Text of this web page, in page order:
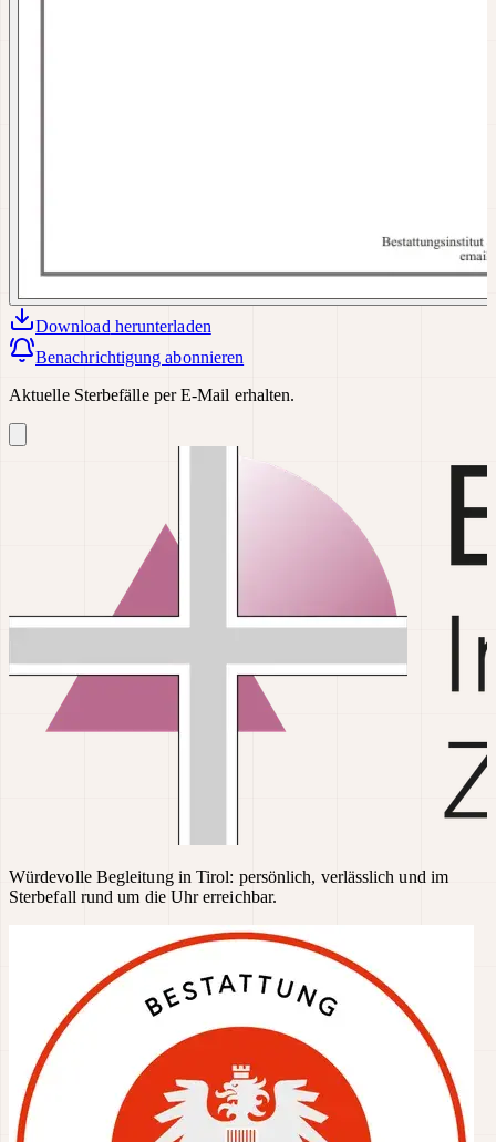
Download herunterladen
Benachrichtigung abonnieren
Aktuelle Sterbefälle per E-Mail erhalten.
Würdevolle Begleitung in Tirol: persönlich, verlässlich und im
Sterbefall rund um die Uhr erreichbar.